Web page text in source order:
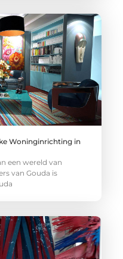
Woninginrichting in
een wereld van
van Gouda is